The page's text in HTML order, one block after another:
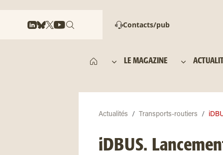
Contacts/pub
LE MAGAZINE
Actualités Transports-routiers
iDBUS.